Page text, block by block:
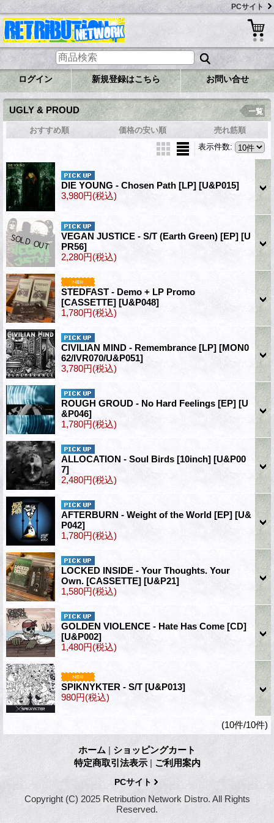
PCサイト
ログイン 新規登録はこちら お問い合せ
UGLY & PROUD 一覧
おすすめ順 価格の安い順
売れ筋順
表示件数:
DIE YOUNG - Chosen Path [LP] [U&P015]
3,980円(税込)
VEGAN JUSTICE - S/T (Earth Green) [EP] [U
PR56]
2,280円(税込)
STEDFAST - Demo + LP Promo
[CASSETTE] [U&P048]
1,780円(税込)
CIVILIAN MIND - Remembrance [LP] [MON0
62/IVR070/U&P051]
3,780円(税込)
ROUGH GROUD - No Hard Feelings [EP] [U
&P046]
1,780円(税込)
ALLOCATION - Soul Birds [10inch] [U&P00
7]
2,480円(税込)
AFTERBURN - Weight of the World [EP] [U&
P042]
1,780円(税込)
LOCKED INSIDE - Your Thoughts. Your
Own. [CASSETTE] [U&P21]
1,580円(税込)
GOLDEN VIOLENCE - Hate Has Come [CD]
[U&P002]
1,480円(税込)
SPIKNYKTER - S/T [U&P013]
980円(税込)
(10件/10件)
ホーム | ショッピングカート
特定商取引法表示 | ご利用案内
PCサイト
Copyright (C) 2025 Retribution Network Distro. All Rights
Reserved.